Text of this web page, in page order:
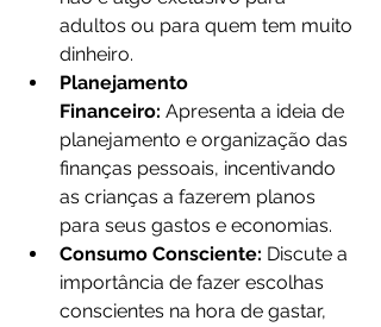
adultos ou para quem tem muito
dinheiro.
Planejamento
Financeiro: Apresenta a ideia de
planejamento e organização das
finanças pessoais, incentivando
as crianças a fazerem planos
para seus gastos e economias.
Consumo Consciente: Discute a
importância de fazer escolhas
conscientes na hora de gastar,